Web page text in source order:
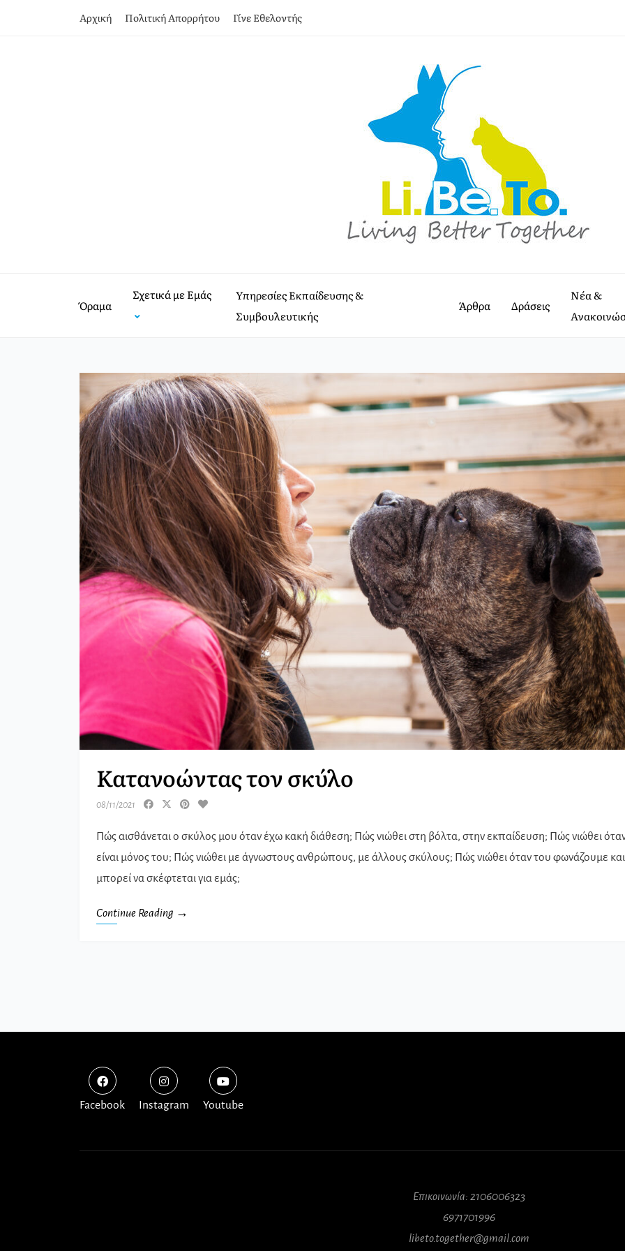
Αρχική Πολιτική Απορρήτου Γίνε Εθελοντής
Όραμα
Σχετικά με Εμάς
Υπηρεσίες Εκπαίδευσης &
Συμβουλευτικής
Άρθρα Δράσεις
Νέα &
Κατανοώντας τον σκύλο
08/11/2021
Πώς αισθάνεται ο σκύλος μου όταν έχω κακή διάθεση; Πώς νιώθει στη βόλτα, στην εκπαίδευση; Πώς νιώθει
είναι μόνος του; Πώς νιώθει με άγνωστους ανθρώπους, με άλλους σκύλους; Πώς νιώθει όταν του φωνάζουμε και
μπορεί να σκέφτεται για εμάς;
Continue Reading →
Facebook Instagram Youtube
Επικοινωνία: 2106006323
6971701996
libeto.together@gmail.com